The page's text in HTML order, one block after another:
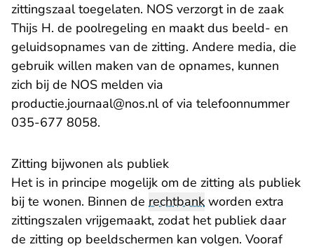
zittingszaal toegelaten. NOS verzorgt in de zaak
Thijs H. de poolregeling en maakt dus beeld- en
geluidsopnames van de zitting. Andere media, die
gebruik willen maken van de opnames, kunnen
zich bij de NOS melden via
productie.journaal@nos.nl of via telefoonnummer
035-677 8058.
Zitting bijwonen als publiek
Het is in principe mogelijk om de zitting als publiek
bij te wonen. Binnen de rechtbank worden extra
zittingszalen vrijgemaakt, zodat het publiek daar
de zitting op beeldschermen kan volgen. Vooraf